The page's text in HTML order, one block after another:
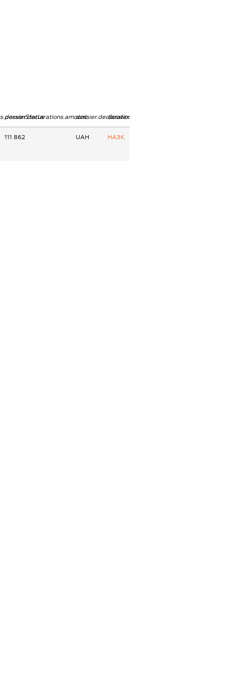
dossier.declarations.amountdossier.declarations.currency
dossier.declarations.source
111 862 UAH НАЗК